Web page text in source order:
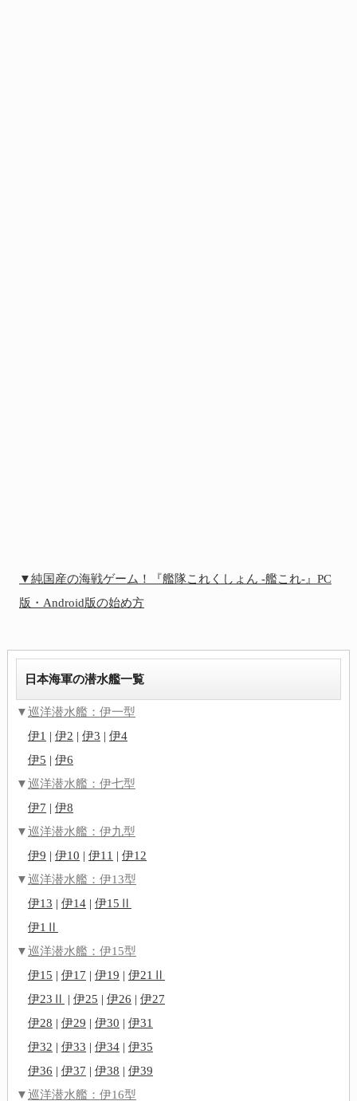
▼純国産の海戦ゲーム！『艦隊これくしょん -艦これ-』PC
版・Android版の始め方
日本海軍の潜水艦一覧
▼巡洋潜水艦：伊一型
伊1 | 伊2 | 伊3 | 伊4
伊5 | 伊6
▼巡洋潜水艦：伊七型
伊7 | 伊8
▼巡洋潜水艦：伊九型
伊9 | 伊10 | 伊11 | 伊12
▼巡洋潜水艦：伊13型
伊13 | 伊14| 伊15Ⅱ
伊1Ⅱ
▼巡洋潜水艦：伊15型
伊15 | 伊17 | 伊19 | 伊21Ⅱ
伊23Ⅱ
| 伊25 | 伊26 | 伊27
伊28 | 伊29 | 伊30 | 伊31
伊32 | 伊33 | 伊34| 伊35
伊36 | 伊37 | 伊38 | 伊39
▼巡洋潜水艦：伊16型